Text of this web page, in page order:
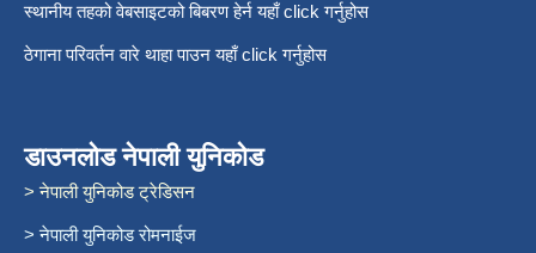
स्थानीय तहको वेबसाइटको बिबरण हेर्न यहाँ click गर्नुहोस
ठेगाना परिवर्तन वारे थाहा पाउन यहाँ click गर्नुहोस
डाउनलोड नेपाली युनिकोड
> नेपाली युनिकोड ट्रेडिसन
> नेपाली युनिकोड रोमनाईज